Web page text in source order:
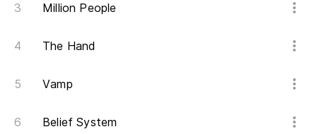
Million People
The Hand
Vamp
Belief System